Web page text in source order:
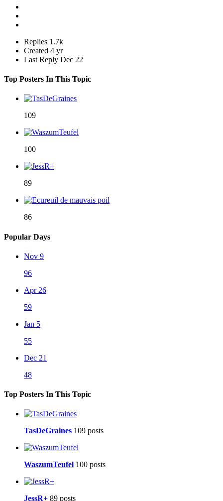
Replies 1.7k
Created 4 yr
Last Reply Dec 22
Top Posters In This Topic
109
100
89
86
Popular Days
Nov 9
96
Apr 26
59
Jan 5
55
Dec 21
48
Top Posters In This Topic
TasDeGraines 109 posts
WaszumTeufel 100 posts
JessR+ 89 posts